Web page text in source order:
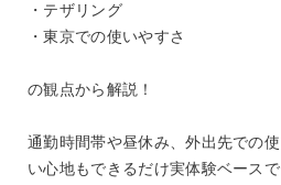
・テザリング
・東京での使いやすさ
の観点から解説！
通勤時間帯や昼休み、外出先での使
い心地もできるだけ実体験ベースで